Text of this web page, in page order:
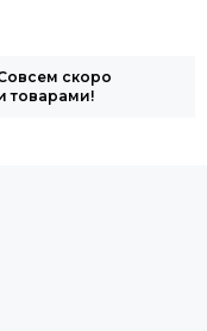
скоро
товарами!